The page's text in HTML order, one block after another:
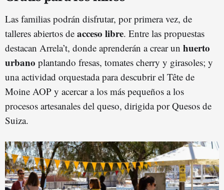
Las familias podrán disfrutar, por primera vez, de
talleres abiertos de acceso libre. Entre las propuestas
destacan Arrela’t, donde aprenderán a crear un huerto
urbano plantando fresas, tomates cherry y girasoles; y
una actividad orquestada para descubrir el Tête de
Moine AOP y acercar a los más pequeños a los
procesos artesanales del queso, dirigida por Quesos de
Suiza.